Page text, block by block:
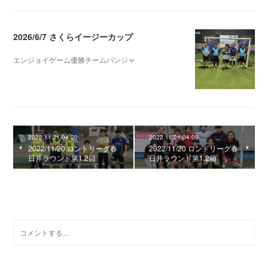
2026/6/7 さくらイージーカップ
エンジョイゲーム優勝チームパンジャ
2022.11.21 04:20
2022/11/20 ロンドリーグ春
日井ラウンド第1.2節
2022.11.21 04:09
2022/11/20 ロンドリーグ春
日井ラウンド第1.2節